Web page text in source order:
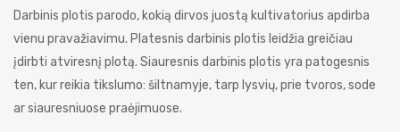
Darbinis plotis parodo, kokią dirvos juostą kultivatorius apdirba
vienu pravažiavimu. Platesnis darbinis plotis leidžia greičiau
įdirbti atviresnį plotą. Siauresnis darbinis plotis yra patogesnis
ten, kur reikia tikslumo: šiltnamyje, tarp lysvių, prie tvoros, sode
ar siauresniuose praėjimuose.